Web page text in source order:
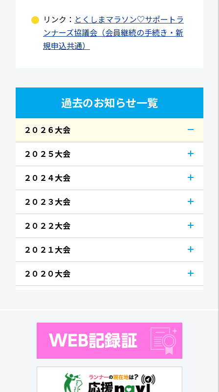
リンク： とくしまマラソン♡サポートラ
ンナーズ協議会（会員継続の手続き・新
規申込共通）
過去のお知らせ一覧
２０２６大会
２０２５大会
２０２４大会
２０２３大会
２０２２大会
２０２１大会
２０２０大会